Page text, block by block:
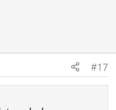
#17